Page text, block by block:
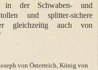
in der Schwaben- und
und splitter-sichere
gleichzeitig auch von
von Österreich, König von